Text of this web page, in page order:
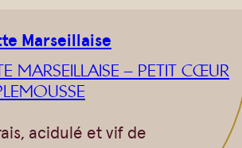
Marseillaise
MARSEILLAISE – PETIT CŒUR
acidulé et vif de